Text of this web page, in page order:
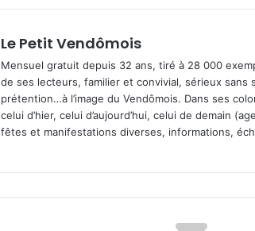
Le Petit Vendômois
Mensuel gratuit depuis 32 ans, tiré à 28 000
de ses lecteurs, familier et convivial, sérieux sans
prétention…à l’image du Vendômois. Dans ses
celui d’hier, celui d’aujourd’hui, celui de demain
fêtes et manifestations diverses, informations,